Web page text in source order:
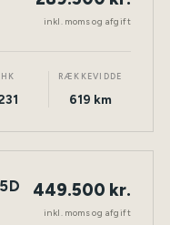
inkl. moms og afgift
HK RÆKKEVIDDE
619 km
DIESEL TØNDER
449.500 kr.
inkl. moms og afgift